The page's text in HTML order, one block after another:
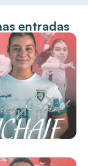
entradas